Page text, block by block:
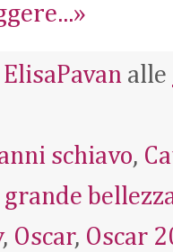
ElisaPavan alle
schiavo,
grande
, Oscar, Oscar